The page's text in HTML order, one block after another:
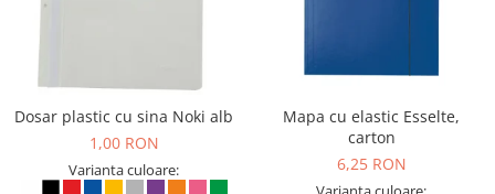
Bibliorafturi, caiete mecanice,
Caiete si blocnotesuri
Dosare, folii protectie si mape
Accesorii diverse pentru birou
Dosar plastic cu sina Noki alb
1,00 RON
Varianta culoare:
Mapa cu elastic Esselte,
carton
6,25 RON